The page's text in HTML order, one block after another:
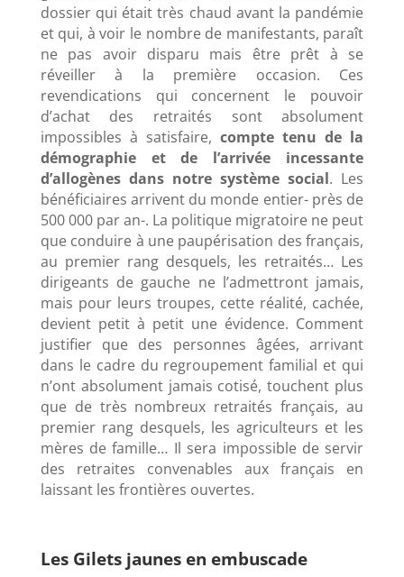
dossier qui était très chaud avant la pandémie
et qui, à voir le nombre de manifestants, paraît
ne pas avoir disparu mais être prêt à se
réveiller à la première occasion. Ces
revendications qui concernent le pouvoir
d’achat des retraités sont absolument
impossibles à satisfaire, compte tenu de la
démographie et de l’arrivée incessante
d’allogènes dans notre système social. Les
bénéficiaires arrivent du monde entier- près de
500 000 par an-. La politique migratoire ne peut
que conduire à une paupérisation des français,
au premier rang desquels, les retraités… Les
dirigeants de gauche ne l’admettront jamais,
mais pour leurs troupes, cette réalité, cachée,
devient petit à petit une évidence. Comment
justifier que des personnes âgées, arrivant
dans le cadre du regroupement familial et qui
n’ont absolument jamais cotisé, touchent plus
que de très nombreux retraités français, au
premier rang desquels, les agriculteurs et les
mères de famille… Il sera impossible de servir
des retraites convenables aux français en
laissant les frontières ouvertes.
Les Gilets jaunes en embuscade